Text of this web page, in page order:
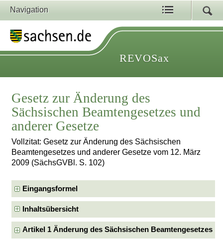
Navigation
REVOSax
Gesetz zur Änderung des
Sächsischen Beamtengesetzes und
anderer Gesetze
Vollzitat: Gesetz zur Änderung des Sächsischen
Beamtengesetzes und anderer Gesetze vom 12. März
2009 (SächsGVBl. S. 102)
Eingangsformel
Inhaltsübersicht
Artikel 1 Änderung des Sächsischen Beamtengesetzes